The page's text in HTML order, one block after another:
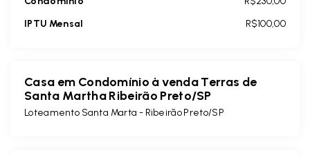
IPTU Mensal
R$100,00
Casa em Condomínio à venda Terras de
Santa Martha Ribeirão Preto/SP
Loteamento Santa Marta - Ribeirão Preto/SP